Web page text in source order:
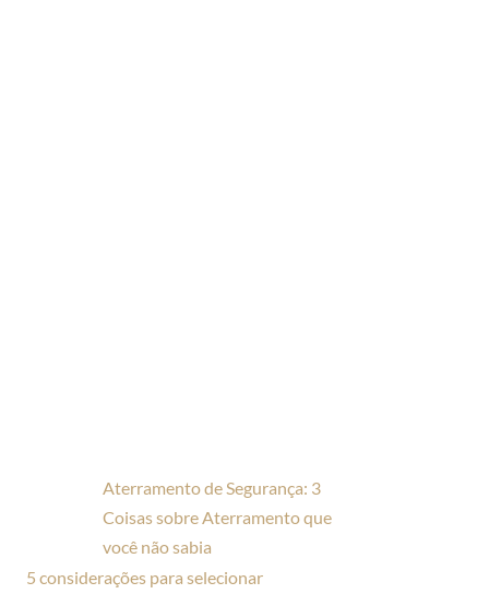
Aterramento de Segurança: 3
Coisas sobre Aterramento que
você não sabia
5 considerações para selecionar